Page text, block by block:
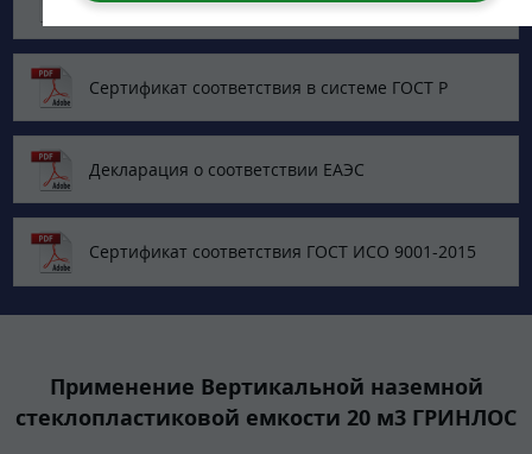
стеклопластика
Сертификат соответствия в системе ГОСТ Р
Декларация о соответствии ЕАЭС
Сертификат соответствия ГОСТ ИСО 9001-2015
Применение Вертикальной наземной
стеклопластиковой емкости 20 м3 ГРИНЛОС